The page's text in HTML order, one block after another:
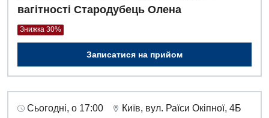
вагітності Стародубець Олена
Знижка 30%
Записатися на прийом
Сьогодні, о 17:00 Київ, вул. Раїси Окіпної, 4Б